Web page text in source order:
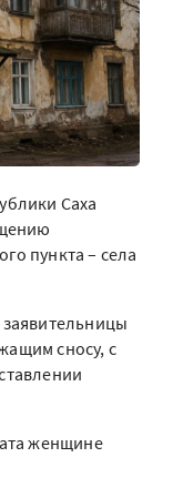
Саха
пункта – села
сносу, с
женщине